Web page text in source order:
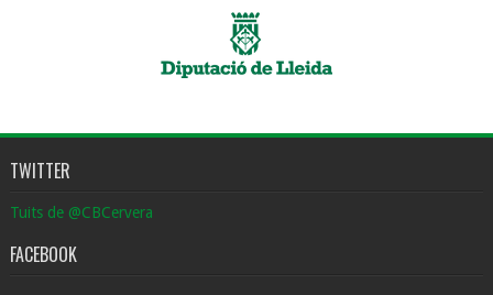
TWITTER
Tuits de @CBCervera
FACEBOOK